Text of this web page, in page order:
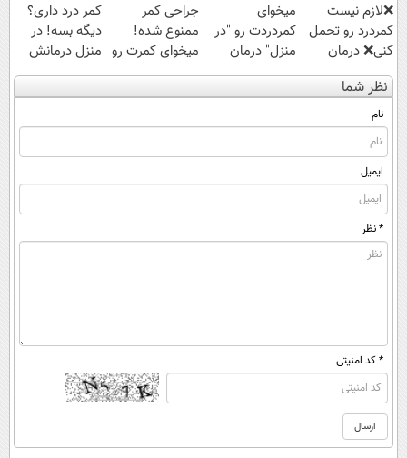
❌لازم نیست
کمردرد رو تحمل
کنی❌ درمان
بدون جراحی و
قرص
(پرسشنامه)
میخوای
کمردردت رو "در
منزل" درمان
کنی؟ (◂فیلم +
◂پرسش‌نامه)
جراحی کمر
ممنوع شده!
میخوای کمرت رو
در منزل درمان
کنی؟
کمر درد داری؟
دیگه بسه! در
منزل درمانش
کن
(◀پرسش‌نامه)
نظر شما
نام
ایمیل
* نظر
* کد امنیتی